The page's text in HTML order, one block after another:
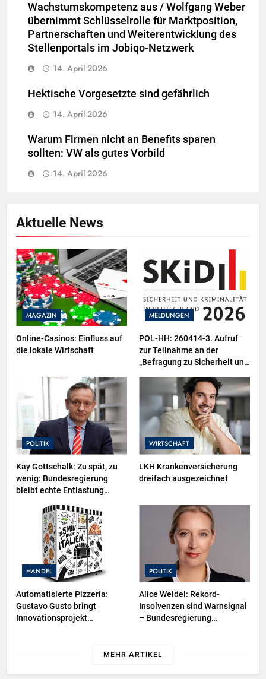
Wachstumskompetenz aus / Wolfgang Weber
übernimmt Schlüsselrolle für Marktposition,
Partnerschaften und Weiterentwicklung des
Stellenportals im Jobiqo-Netzwerk
14. April 2026
Hektische Vorgesetzte sind gefährlich
14. April 2026
Warum Firmen nicht an Benefits sparen
sollten: VW als gutes Vorbild
14. April 2026
Aktuelle News
MAGAZIN
Online-Casinos: Einfluss auf
die lokale Wirtschaft
MELDUNGEN
POL-HH: 260414-3. Aufruf
zur Teilnahme an der
„Befragung zu Sicherheit und
(SKiD) 2026“
POLITIK
Kay Gottschalk: Zu spät, zu
wenig: Bundesregierung
bleibt echte Entlastung
WIRTSCHAFT
LKH Krankenversicherung
dreifach ausgezeichnet
HANDEL
Automatisierte Pizzeria:
Gustavo Gusto bringt
Innovationsprojekt
POLITIK
Alice Weidel: Rekord-
Insolvenzen sind Warnsignal
– Bundesregierung
MEHR ARTIKEL